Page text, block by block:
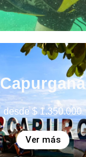
Capurganá
desde$ 1.350.000
Ver más